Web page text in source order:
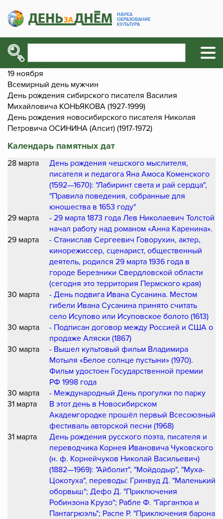
НАУКА
ОБРАЗОВАНИЕ
КУЛЬТУРА
19 ноября
Всемирный день мужчин
День рождения сибирского писателя Василия
Михайловича КОНЬЯКОВА (1927-1999)
День рождения новосибирского писателя Николая
Петровича ОСИНИНА (Апсит) (1917-1972)
Календарь памятных дат
28 марта
День рождения чешского мыслителя,
писателя и педагога Яна Амоса Коменского
(1592—1670): "Лабиринт света и рай сердца",
"Правила поведения, собранные для
юношества в 1653 году"
29 марта
- 29 марта 1873 года Лев Николаевич Толстой
начал работу над романом «Анна Каренина».
29 марта
- Станислав Сергеевич Говорухин, актер,
кинорежиссер, сценарист, общественный
деятель, родился 29 марта 1936 года в
городе Березники Свердловской области
(сегодня это территория Пермского края)
30 марта
- День подвига Ивана Сусанина. Местом
гибели Ивана Сусанина принято считать
село Исупово или Исуповское болото (1613)
30 марта
- Подписан договор между Россией и США о
продаже Аляски (1867)
30 марта
- Вышел культовый фильм Владимира
Мотыля «Белое солнце пустыни» (1970).
Фильм удостоен Государственной премии
РФ 1998 года
30 марта
- Международный День прогулки по парку
31 марта
В этот день в Новосибирском
Академгородке прошёл первый Всесоюзный
фестиваль авторской песни (1968)
31 марта
День рождения русского поэта, писателя и
переводчика Корнея Ивановича Чуковского
(н. ф. Корнейчуков Николай Васильевич)
(1882—1969): "Айболит", "Мойдодыр", "Муха-
Цокотуха", переводы: Гринвуд Д. "Маленький
оборвыш"; Дефо Д. "Приключения
Робинзона Крузо"; Рабле Ф. "Гаргантюа и
Пантагрюэль"; Распе Р. "Приключения барона